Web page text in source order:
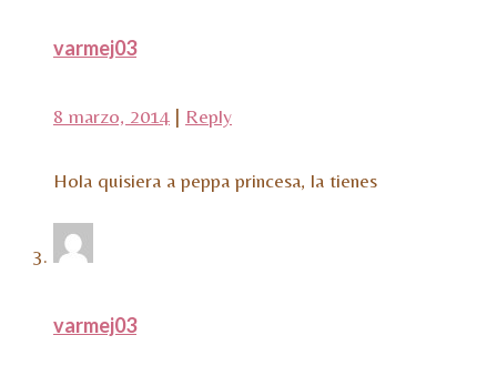
varmej03
8 marzo, 2014 | Reply
Hola quisiera a peppa princesa, la tienes
varmej03